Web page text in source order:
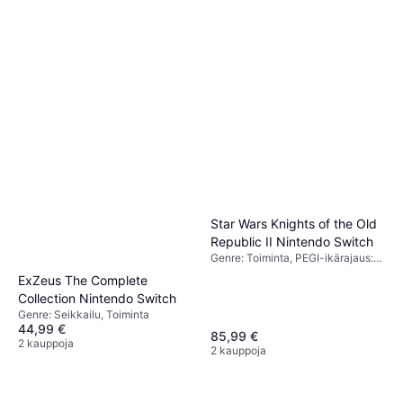
ExZeus The Complete
Collection Nintendo Switch
Genre: Seikkailu, Toiminta
44,99 €
2 kauppoja
Star Wars Knights of the Old
Republic II Nintendo Switch
Genre: Toiminta, PEGI-ikärajaus:
85,99 €
2 kauppoja